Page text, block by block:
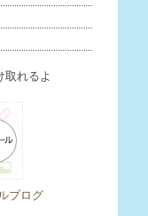
取れるよ
ブログ